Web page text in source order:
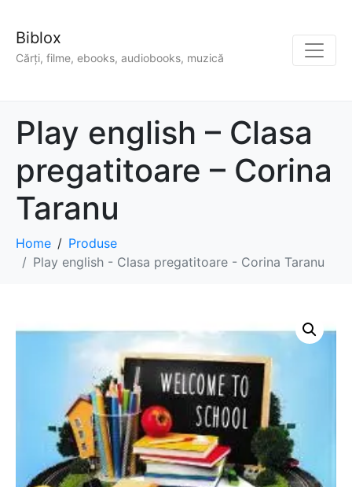
Biblox
Cărți, filme, ebooks, audiobooks, muzică
Play english – Clasa
pregatitoare – Corina
Taranu
Home
Produse
Play english - Clasa pregatitoare - Corina Taranu